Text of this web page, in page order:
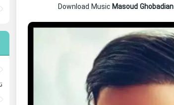
Masoud Ghobadian